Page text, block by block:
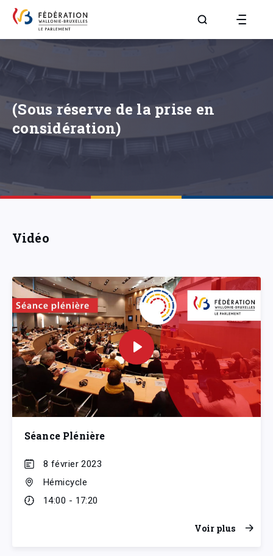
Aller à la page
(Sous réserve de la prise en
considération)
Vidéo
Séance Plénière
8 février 2023
Hémicycle
14:00 - 17:20
Voir plus